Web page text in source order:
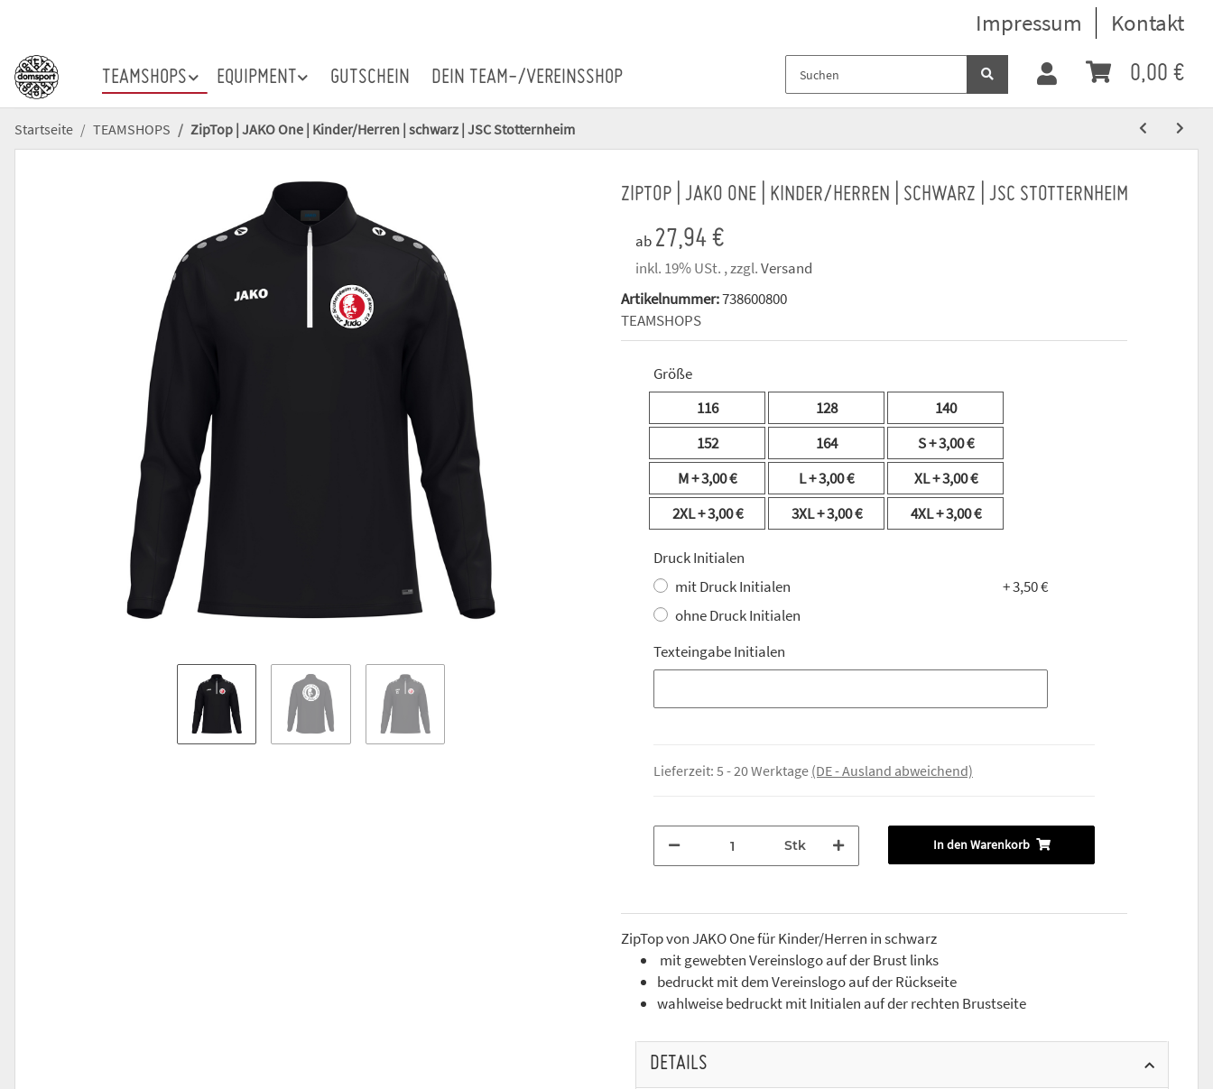
Impressum Kontakt
0,00 €
TEAMSHOPS EQUIPMENT GUTSCHEIN DEIN TEAM-/VEREINSSHOP
Startseite TEAMSHOPS ZipTop | JAKO One | Kinder/Herren | schwarz | JSC Stotternheim
ZIPTOP | JAKO ONE | KINDER/HERREN | SCHWARZ | JSC STOTTERNHEIM
ab 27,94 €
inkl. 19% USt. , zzgl.Versand
Artikelnummer:738600800
TEAMSHOPS
Größe
116
128
140
152
164 S+ 3,00 €
M+ 3,00 € L+ 3,00 € XL+ 3,00 €
2XL+ 3,00 € 3XL+ 3,00 € 4XL+ 3,00 €
Druck Initialen
mit Druck Initialen
+ 3,50 €
ohne Druck Initialen
Texteingabe Initialen
Lieferzeit: 5 - 20 Werktage (DE - Ausland abweichend)
Stk In den Warenkorb
ZipTop von JAKO One für Kinder/Herren in schwarz
mit gewebten Vereinslogo auf der Brust links
bedruckt mit dem Vereinslogo auf der Rückseite
wahlweise bedruckt mit Initialen auf der rechten Brustseite
DETAILS